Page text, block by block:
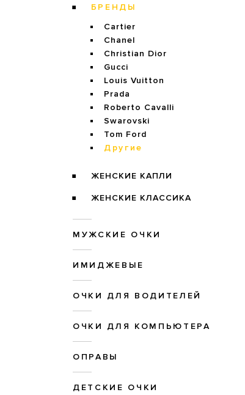
БРЕНДЫ
Cartier
Chanel
Christian Dior
Gucci
Louis Vuitton
Prada
Roberto Cavalli
Swarovski
Tom Ford
Другие
ЖЕНСКИЕ КАПЛИ
ЖЕНСКИЕ КЛАССИКА
МУЖСКИЕ ОЧКИ
ИМИДЖЕВЫЕ
ОЧКИ ДЛЯ ВОДИТЕЛЕЙ
ОЧКИ ДЛЯ КОМПЬЮТЕРА
ОПРАВЫ
ДЕТСКИЕ ОЧКИ